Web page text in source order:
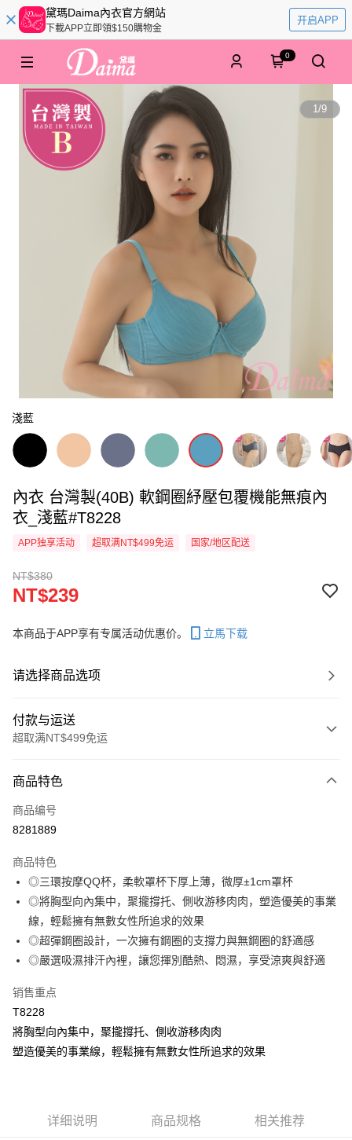
黛瑪Daima內衣官方網站
下載APP立即領$150購物金
开启APP
0
1/9
淺藍
內衣 台灣製(40B) 軟鋼圈紓壓包覆機能無痕內
衣_淺藍#T8228
APP独享活动 超取满NT$499免运 国家/地区配送
NT$380
NT$239
本商品于APP享有专属活动优惠价。 立馬下载
请选择商品选项
付款与运送
超取满NT$499免运
信用卡一次付款
超商取货付款
Apple Pay
街口支付
悠遊付
Plus PAY
大哥付你分期
相关说明
【大哥付你分期使用说明】
1. 本服务由台湾大哥大提供，电信用户可立即使用无须另外申请。（限个人
月租型门号，不开放公司户及预付卡使用）
3. 实际核准额度、可分期数及费用金额请依后续交易确认页面所载为准。
4. 订单成立30分钟内，如未前往确认交易或遇审核未通过，订单将自动取
2. 進行簡訊驗證之後，即可完成結帳手續。
「Hami Point」为中华电信所提供之积分服务，可于会员专区绑定中华电信
商品特色
商品编号
8281889
商品特色
◎三環按摩QQ杯，柔軟罩杯下厚上薄，微厚±1cm罩杯
◎將胸型向內集中，聚攏撐托、側收游移肉肉，塑造優美的事業
線，輕鬆擁有無數女性所追求的效果
◎超彈鋼圈設計，一次擁有鋼圈的支撐力與無鋼圈的舒適感
◎嚴選吸濕排汗內裡，讓您揮別酷熱、悶濕，享受涼爽與舒適
销售重点
T8228
將胸型向內集中，聚攏撐托、側收游移肉肉
塑造優美的事業線，輕鬆擁有無數女性所追求的效果
详细说明 商品规格 相关推荐